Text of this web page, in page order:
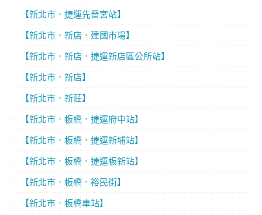
【新北市．捷運先嗇宮站】
【新北市．新店．建國市場】
【新北市．新店．捷運新店區公所站】
【新北市．新店】
【新北市．新莊】
【新北市．板橋．捷運府中站】
【新北市．板橋．捷運新埔站】
【新北市．板橋．捷運板新站】
【新北市．板橋．裕民街】
【新北市．板橋車站】